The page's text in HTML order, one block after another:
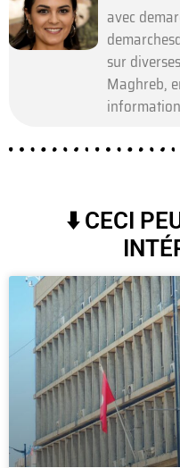
avec
sur
Maghreb,
⬇️ CECI